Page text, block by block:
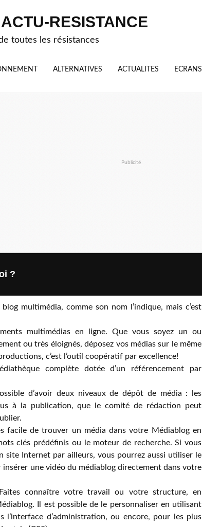
RESISTANCE
toutes les résistances
ALTERNATIVES ACTUALITES ECRANS
Publicité
?
multimédia, comme son nom l’indique, mais c’est
multimédias en ligne. Que vous soyez un ou
ou très éloignés, déposez vos médias sur le même
c’est l’outil coopératif par excellence!
complète dotée d’un référencement par
d’avoir deux niveaux de dépôt de média : les
à la publication, que le comité de rédaction peut
facile de trouver un média dans votre Médiablog en
clés prédéfinis ou le moteur de recherche. Si vous
site Internet par ailleurs, vous pourrez aussi utiliser le
une vidéo du médiablog directement dans votre
connaître votre travail ou votre structure, en
Il est possible de le personnaliser en utilisant
l’interface d’administration, ou encore, pour les plus